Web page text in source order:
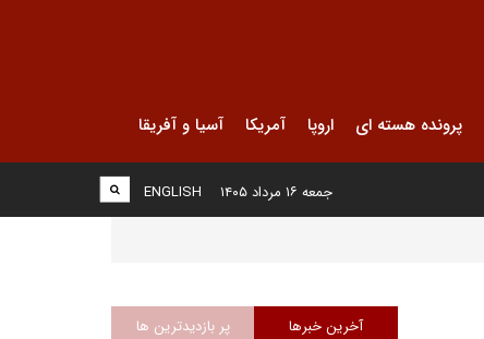
پرونده هسته ای اروپا آمریکا آسیا و آفریقا
ENGLISH جمعه ۱۶ مرداد ۱۴۰۵
آخرین خبرها پر بازدیدترین ها